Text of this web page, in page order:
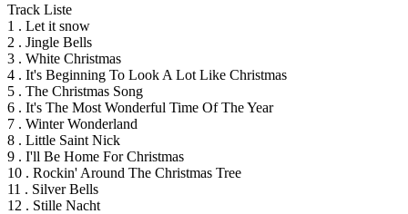
Track Liste
1 . Let it snow
2 . Jingle Bells
3 . White Christmas
4 . It's Beginning To Look A Lot Like Christmas
5 . The Christmas Song
6 . It's The Most Wonderful Time Of The Year
7 . Winter Wonderland
8 . Little Saint Nick
9 . I'll Be Home For Christmas
10 . Rockin' Around The Christmas Tree
11 . Silver Bells
12 . Stille Nacht